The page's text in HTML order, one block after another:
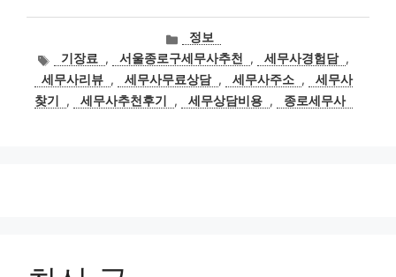
카
테
고
리
정보
태
그
기장료 , 서울종로구세무사추천 , 세무사경험담 ,
세무사리뷰 , 세무사무료상담 , 세무사주소 ,
세무사
찾기
, 세무사추천후기 , 세무상담비용 , 종로세무사